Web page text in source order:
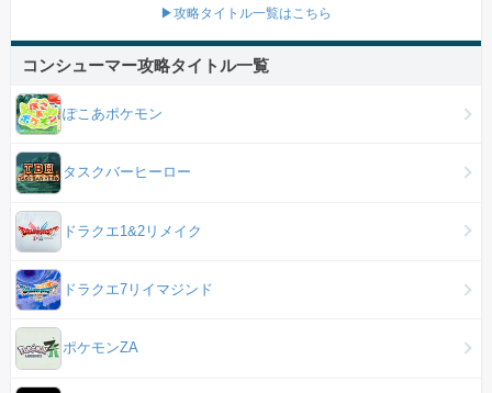
▶攻略タイトル一覧はこちら
コンシューマー攻略タイトル一覧
ぽこあポケモン
タスクバーヒーロー
ドラクエ1&2リメイク
ドラクエ7リイマジンド
ポケモンZA